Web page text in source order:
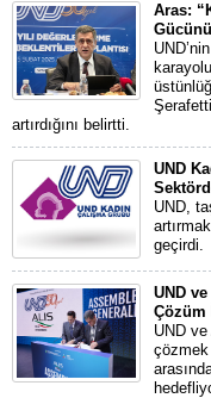
Aras:
artırdığını belirtti.
UND
UND,
geçirdi.
UND
UND